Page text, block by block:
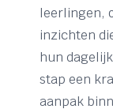
leerlingen,
inzichten
hun
stap een
aanpak